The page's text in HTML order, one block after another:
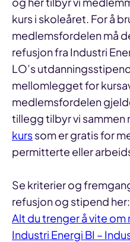
kurs i skoleåret. For å
medlemsfordelen må
refusjon fra Industri
LO’s
mellomlegget for
medlemsfordelen
tillegg tilbyr vi sammen
kurssom er gratis for
permitterte eller
Se kriterier og
refusjon og stipend her:
Alt du trenger å vite
Industri Energi BI –